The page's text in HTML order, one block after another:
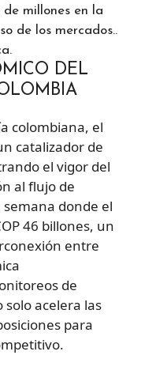
millones en la
de los mercados..
DEL
colombiana, el
catalizador de
el vigor del
al flujo de
donde el
46 billones, un
entre
de
acelera las
para